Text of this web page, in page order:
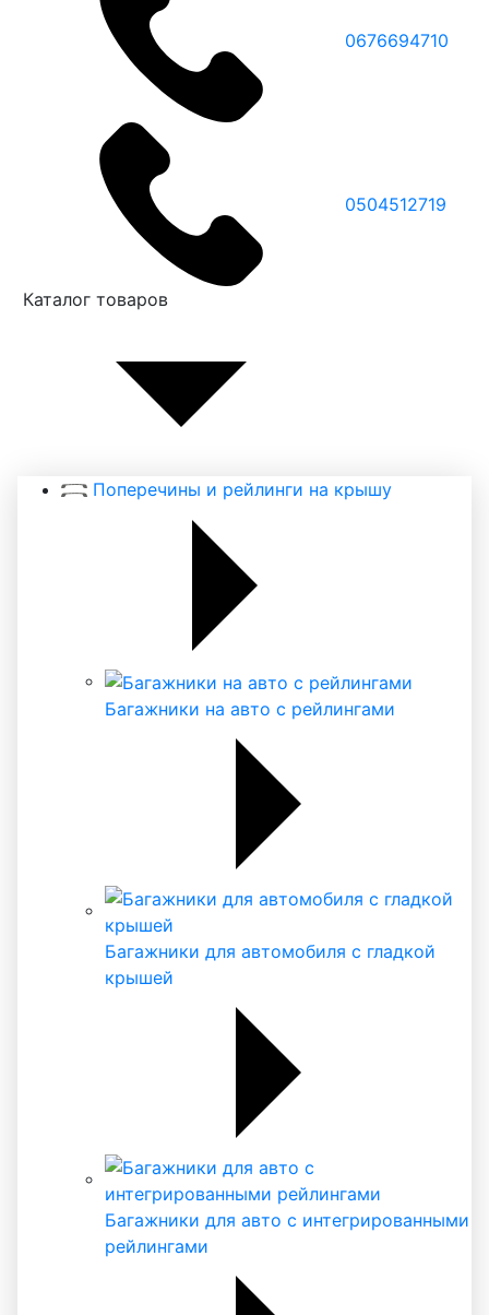
0676694710
0504512719
Каталог товаров
Поперечины и рейлинги на крышу
Багажники на авто с рейлингами
Багажники для автомобиля с гладкой
крышей
Багажники для авто с интегрированными
рейлингами